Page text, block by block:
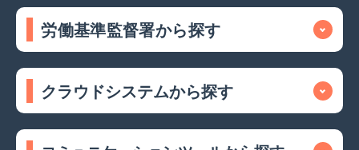
労働基準監督署から探す
クラウドシステムから探す